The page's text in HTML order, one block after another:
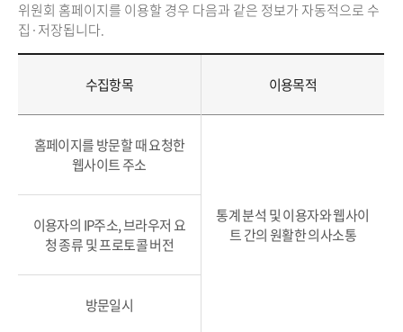
위원회 홈페이지를 이용할 경우 다음과 같은 정보가 자동적으로 수
집·저장됩니다.
수집항목 이용목적
홈페이지를 방문할 때 요청한
웹사이트 주소
통계 분석 및 이용자와 웹사이
트 간의 원활한 의사소통
이용자의 IP주소, 브라우저 요
청 종류 및 프로토콜 버전
방문일시